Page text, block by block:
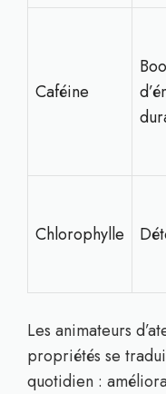
Caféine
Chlorophylle
Les animateurs
propriétés se
quotidien :